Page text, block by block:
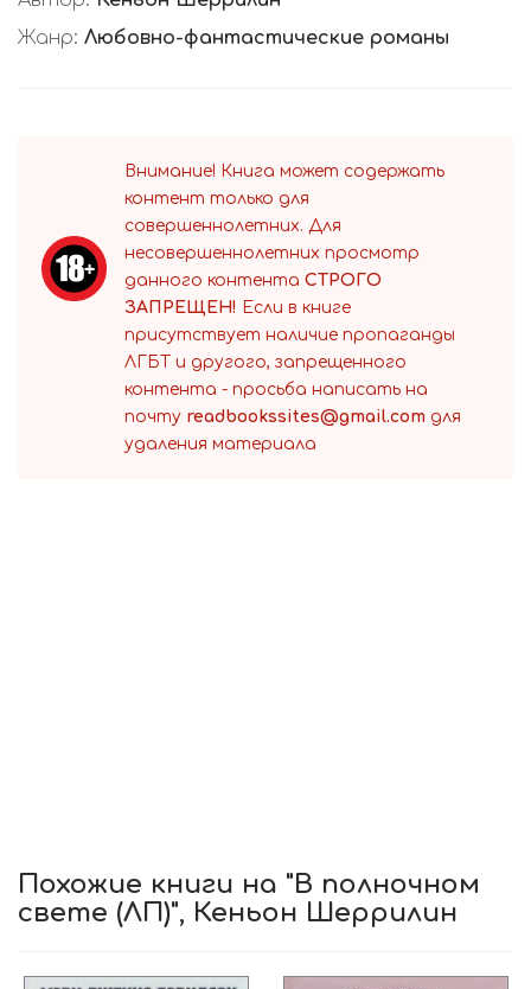
Жанр: Любовно-фантастические романы
Внимание! Книга может содержать
контент только для
совершеннолетних. Для
несовершеннолетних просмотр
данного контента СТРОГО
ЗАПРЕЩЕН! Если в книге
присутствует наличие пропаганды
ЛГБТ и другого, запрещенного
контента - просьба написать на
почту readbookssites@gmail.com для
удаления материала
Похожие книги на "В полночном
свете (ЛП)", Кеньон Шеррилин